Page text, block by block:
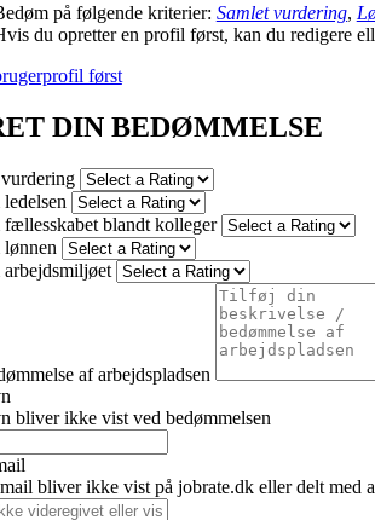
på følgende kriterier: Samlet vurdering,
du opretter en profil først, kan du redigere
først
DIN BEDØMMELSE
fællesskabet blandt kolleger
af arbejdspladsen
bliver ikke vist ved bedømmelsen
bliver ikke vist på jobrate.dk eller delt med